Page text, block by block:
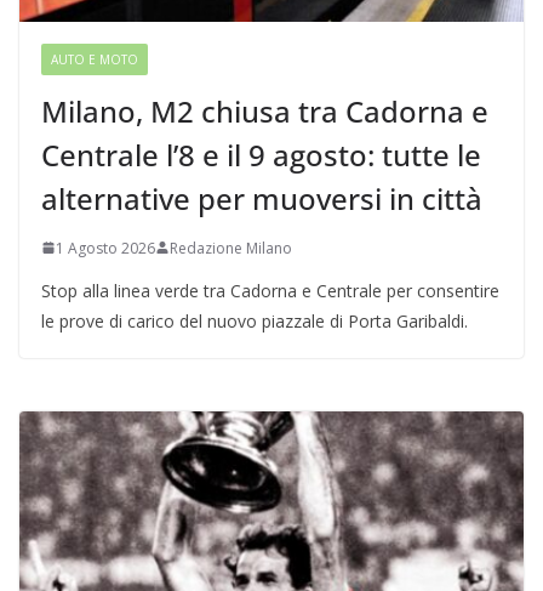
AUTO E MOTO
Milano, M2 chiusa tra Cadorna e
Centrale l’8 e il 9 agosto: tutte le
alternative per muoversi in città
1 Agosto 2026 Redazione Milano
Stop alla linea verde tra Cadorna e Centrale per consentire
le prove di carico del nuovo piazzale di Porta Garibaldi.